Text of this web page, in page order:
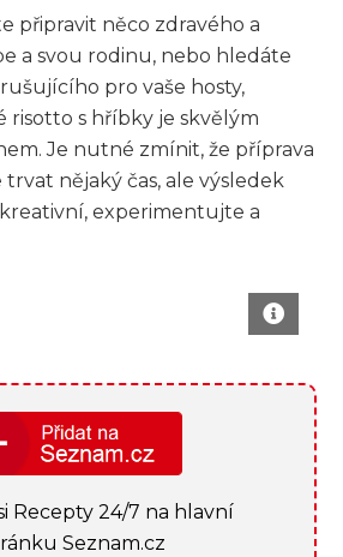
připravit něco ⁣zdravého ⁣a
a ‌svou⁢ rodinu, nebo hledáte
pro vaše hosty,
risotto s hříbky je skvělým
Je nutné⁣ zmínit,⁣ že příprava
nějaký čas, ale výsledek
experimentujte⁤ a
Recepty 24/7 na hlavní
Seznam.cz